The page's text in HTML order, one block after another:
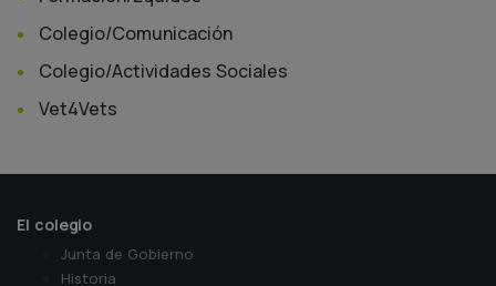
Colegio/Comunicación
Colegio/Actividades Sociales
Vet4Vets
El colegio
Junta de Gobierno
Historia